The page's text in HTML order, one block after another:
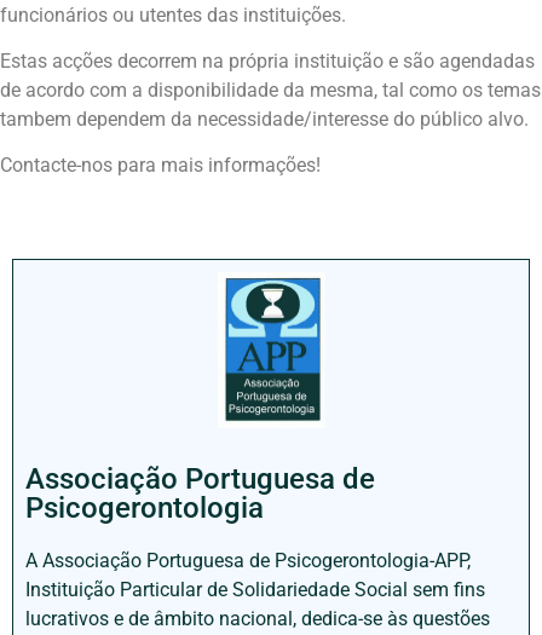
funcionários ou utentes das instituições.
Estas acções decorrem na própria instituição e são agendadas
de acordo com a disponibilidade da mesma, tal como os temas
tambem dependem da necessidade/interesse do público alvo.
Contacte-nos para mais informações!
Associação Portuguesa de
Psicogerontologia
A Associação Portuguesa de Psicogerontologia-APP,
Instituição Particular de Solidariedade Social sem fins
lucrativos e de âmbito nacional, dedica-se às questões